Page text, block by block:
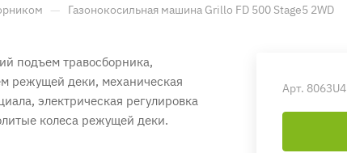
— Газонокосильная машина Grillo FD 500 Stage5 2WD
Арт. 8063U4
подъем травосборника,
режущей деки, механическая
электрическая регулировка
колеса режущей деки.